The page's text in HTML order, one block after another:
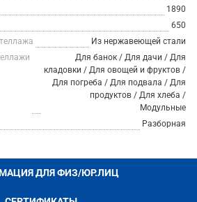
1890
650
Из нержавеющей стали
Для банок / Для дачи / Для
кладовки / Для овощей и фруктов /
Для погреба / Для подвала / Для
продуктов / Для хлеба /
Модульные
Разборная
ДЛЯ ФИЗ/ЮР.ЛИЦ